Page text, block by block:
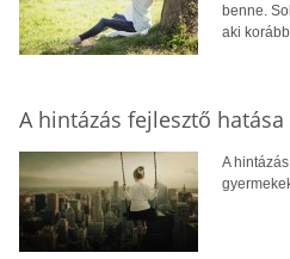
benne.
aki
A hintázás fejlesztő
A